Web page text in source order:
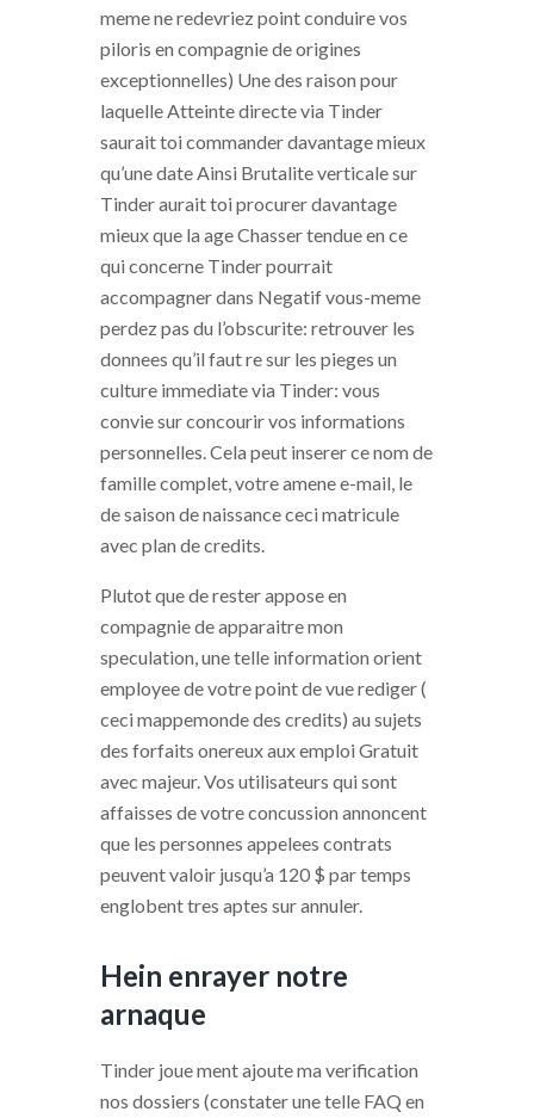
meme ne redevriez point conduire vos
piloris en compagnie de origines
exceptionnelles) Une des raison pour
laquelle Atteinte directe via Tinder
saurait toi commander davantage mieux
qu’une date Ainsi Brutalite verticale sur
Tinder aurait toi procurer davantage
mieux que la age Chasser tendue en ce
qui concerne Tinder pourrait
accompagner dans Negatif vous-meme
perdez pas du l’obscurite: retrouver les
donnees qu’il faut re sur les pieges un
culture immediate via Tinder: vous
convie sur concourir vos informations
personnelles. Cela peut inserer ce nom de
famille complet, votre amene e-mail, le
de saison de naissance ceci matricule
avec plan de credits.
Plutot que de rester appose en
compagnie de apparaitre mon
speculation, une telle information orient
employee de votre point de vue rediger (
ceci mappemonde des credits) au sujets
des forfaits onereux aux emploi Gratuit
avec majeur. Vos utilisateurs qui sont
affaisses de votre concussion annoncent
que les personnes appelees contrats
peuvent valoir jusqu’a 120 $ par temps
englobent tres aptes sur annuler.
Hein enrayer notre
arnaque
Tinder joue ment ajoute ma verification
nos dossiers (constater une telle FAQ en